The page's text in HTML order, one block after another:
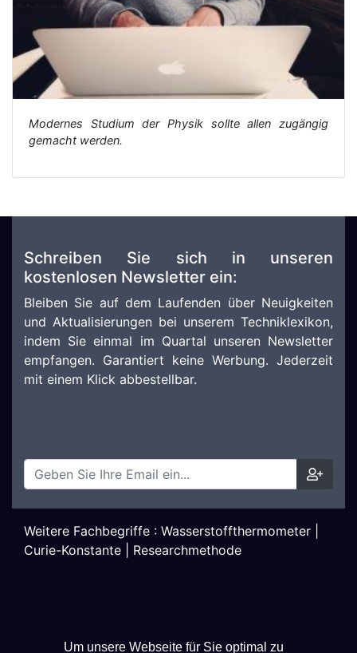
Um unsere Webseite für Sie optimal zu
Modernes Studium der Physik sollte allen zugängig
gemacht werden.
Schreiben Sie sich in unseren
kostenlosen Newsletter ein:
Bleiben Sie auf dem Laufenden über Neuigkeiten
und Aktualisierungen bei unserem Techniklexikon,
indem Sie einmal im Quartal unseren Newsletter
empfangen. Garantiert keine Werbung. Jederzeit
mit einem Klick abbestellbar.
Weitere Fachbegriffe : Wasserstoffthermometer
Curie-Konstante
Researchmethode